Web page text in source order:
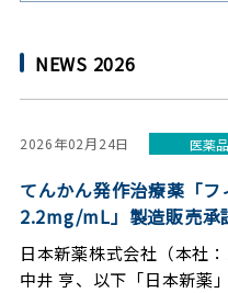
NEWS 2026
2026年02月24日 医薬品
てんかん発作治療薬「
2.2mg/mL」製造販売承
日本新薬株式会社（本社
中井 亨、以下「日本新薬